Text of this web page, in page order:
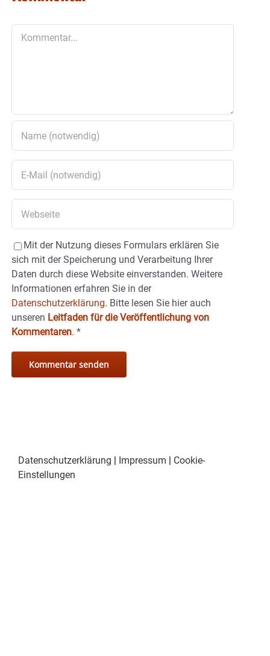
Mit der Nutzung dieses Formulars erklären Sie
sich mit der Speicherung und Verarbeitung Ihrer
Daten durch diese Website einverstanden. Weitere
Informationen erfahren Sie in der
Datenschutzerklärung. Bitte lesen Sie hier auch
unseren Leitfaden für die Veröffentlichung von
Kommentaren. *
Datenschutzerklärung Impressum
Cookie-
Einstellungen